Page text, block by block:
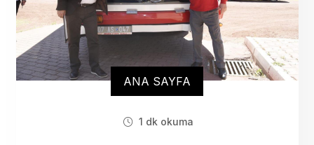
ANA SAYFA
1 dk okuma